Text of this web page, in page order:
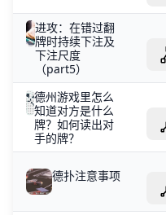
进攻：在错过翻
牌时持续下注及
下注尺度
（part5）
德州游戏里怎么
知道对方是什么
牌？如何读出对
手的牌？
德扑注意事项